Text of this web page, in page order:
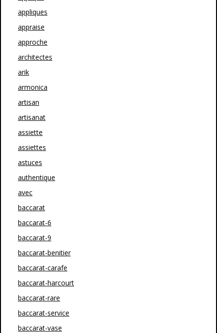
appliques
appraise
approche
architectes
arik
armonica
artisan
artisanat
assiette
assiettes
astuces
authentique
avec
baccarat
baccarat-6
baccarat-9
baccarat-benitier
baccarat-carafe
baccarat-harcourt
baccarat-rare
baccarat-service
baccarat-vase